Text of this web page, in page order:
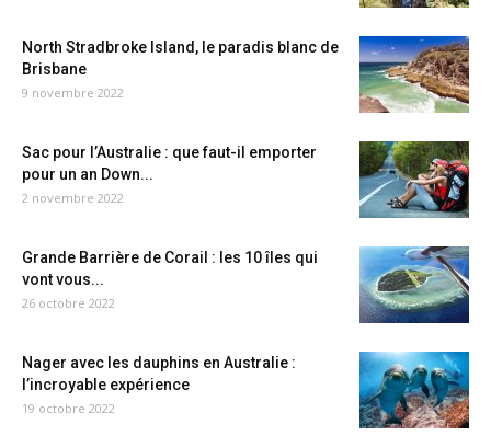
North Stradbroke Island, le paradis blanc de
Brisbane
9 novembre 2022
Sac pour l’Australie : que faut-il emporter
pour un an Down...
2 novembre 2022
Grande Barrière de Corail : les 10 îles qui
vont vous...
26 octobre 2022
Nager avec les dauphins en Australie :
l’incroyable expérience
19 octobre 2022